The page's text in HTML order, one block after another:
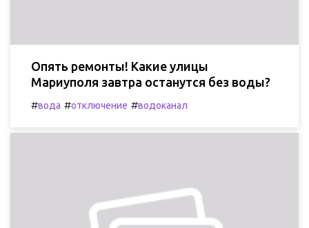
Опять ремонты! Какие улицы
Мариуполя завтра останутся без воды?
#вода #отключение #водоканал